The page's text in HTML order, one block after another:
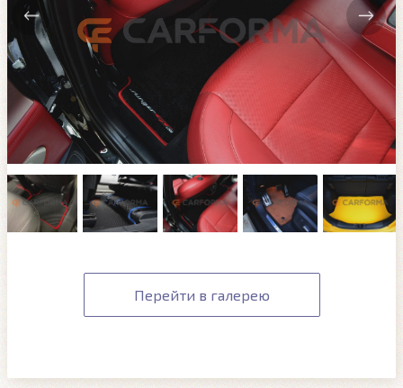
Перейти в галерею